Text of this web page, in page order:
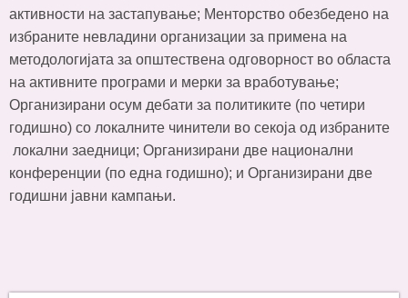
активности на застапување; Менторство обезбедено на
избраните невладини организации за примена на
методологијата за општествена одговорност во областа
на активните програми и мерки за вработување;
Организирани осум дебати за политиките (по четири
годишно) со локалните чинители во секоја од избраните
локални заедници; Организирани две национални
конференции (по една годишно); и Организирани две
годишни јавни кампањи.